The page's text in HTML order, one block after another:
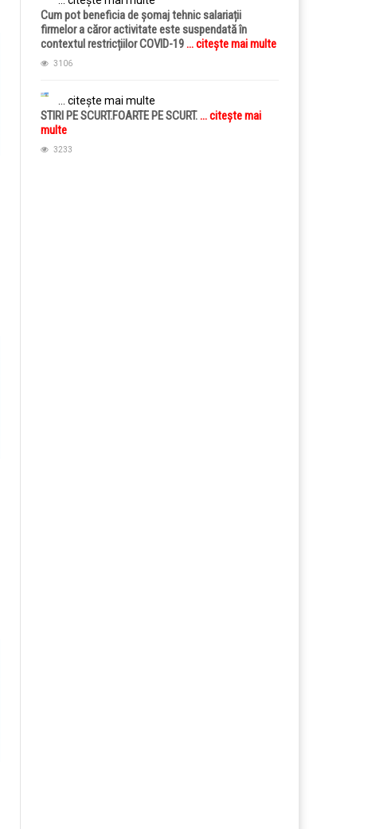
Cum pot beneficia de șomaj tehnic salariații
firmelor a căror activitate este suspendată în
contextul restricțiilor COVID-19... citește mai multe
3106
... citește mai multe
STIRI PE SCURT.FOARTE PE SCURT.... citește mai
multe
3233